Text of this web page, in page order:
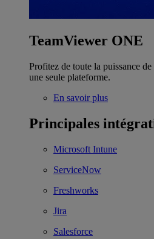
TeamViewer ONE
Profitez de toute la puissance
une seule plateforme.
En savoir plus
Principales
Microsoft Intune
ServiceNow
Freshworks
Jira
Salesforce